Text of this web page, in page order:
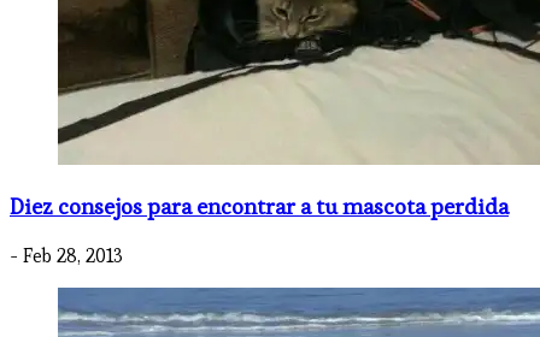
Diez consejos para encontrar a tu mascota perdida
- Feb 28, 2013